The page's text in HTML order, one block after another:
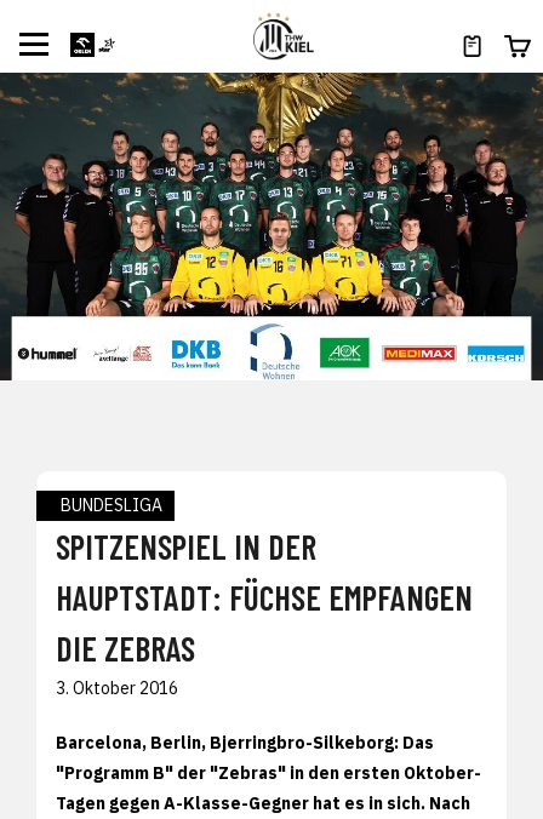
BUNDESLIGA
SPITZENSPIEL IN DER
HAUPTSTADT: FÜCHSE EMPFANGEN
DIE ZEBRAS
3. Oktober 2016
Barcelona, Berlin, Bjerringbro-Silkeborg: Das
"Programm B" der "Zebras" in den ersten Oktober-
Tagen gegen A-Klasse-Gegner hat es in sich. Nach